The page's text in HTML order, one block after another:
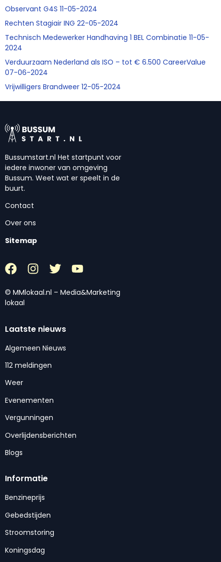
Observant G4S 11-05-2024
Rechten Stagiair ING 22-05-2024
Technisch Medewerker Handhaving 1 BEL Combinatie 11-05-
2024
Verduurzaam Nederland als ISO – tot € 6.500 CareerValue
07-06-2024
Vrijwilligers Brandweer 12-05-2024
Bussumstart.nl Het startpunt voor
iedere inwoner van omgeving
Bussum. Weet wat er speelt in de
buurt.
Contact
Over ons
Sitemap
© MMlokaal.nl – Media&Marketing
lokaal
Laatste nieuws
Algemeen Nieuws
112 meldingen
Weer
Evenementen
Vergunningen
Overlijdensberichten
Blogs
Informatie
Benzineprijs
Gebedstijden
Stroomstoring
Koningsdag